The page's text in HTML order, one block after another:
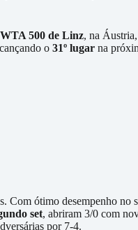
WTA 500 de Linz, na
o 31º lugar na
ótimo desempenho no
set, abriram 3/0 com
por 7-4.